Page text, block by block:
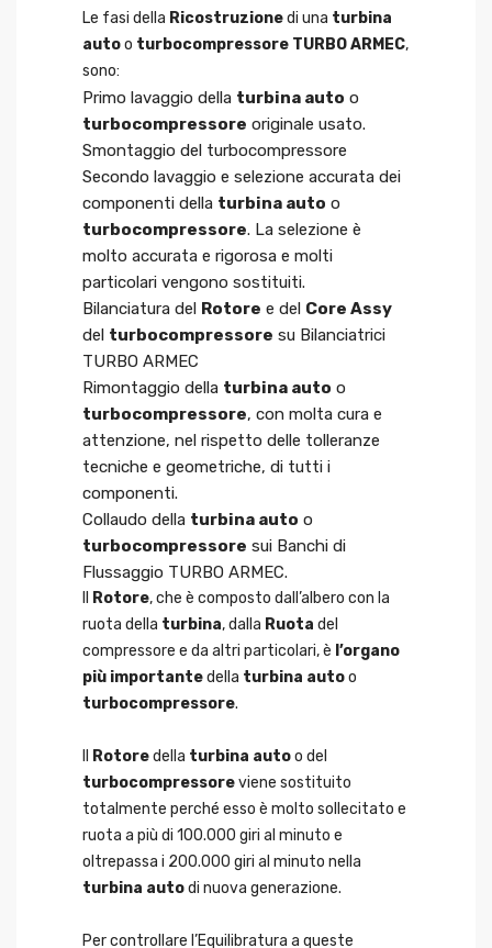
Le fasi della Ricostruzionedi una turbina
autoo turbocompressore TURBO ARMEC,
sono:
Primo lavaggio della turbina auto o
turbocompressore originale usato.
Smontaggio del turbocompressore
Secondo lavaggio e selezione accurata dei
componenti della turbina auto o
turbocompressore. La selezione è
molto accurata e rigorosa e molti
particolari vengono sostituiti.
Bilanciatura del
Rotore e del Core Assy
del turbocompressore su Bilanciatrici
TURBO ARMEC
Rimontaggio della turbina auto o
turbocompressore, con molta cura e
attenzione, nel rispetto delle tolleranze
tecniche e geometriche, di tutti i
componenti.
Collaudo della turbina auto o
turbocompressore sui Banchi di
Flussaggio TURBO ARMEC.
Rotore, che è composto dall’albero con la
ruota della turbina, dalla Ruota del
compressore e da altri particolari, è l’organo
più importantedella turbina autoo
turbocompressore.
Rotoredella turbina autoo del
turbocompressoreviene sostituito
totalmente perché esso è molto sollecitato e
ruota a più di 100.000 giri al minuto e
oltrepassa i 200.000 giri al minuto nella
turbina autodi nuova generazione.
Per controllare l’Equilibratura a queste